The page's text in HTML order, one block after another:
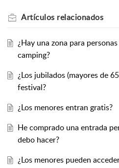
Artículos relacionados
¿Hay una zona para
camping?
¿Los jubilados (mayores de
festival?
¿Los menores entran gratis?
He comprado una entrada
debo hacer?
¿Los menores pueden